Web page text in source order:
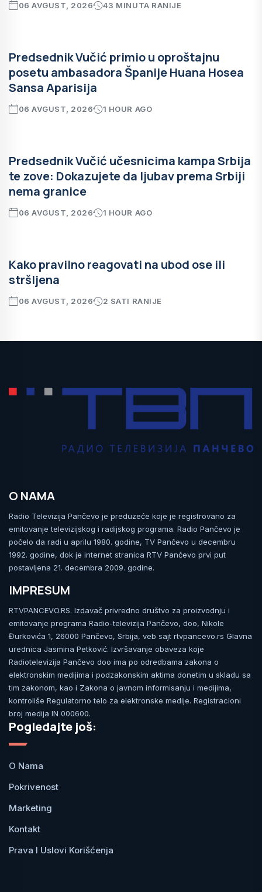
06 AVGUST, 2026 43 MINUTA RANIJE
Predsednik Vučić primio u oproštajnu
posetu ambasadora Španije Huana Hosea
Sansa Aparisija
06 AVGUST, 2026 1 HOUR AGO
Predsednik Vučić učesnicima kampa Srbija
te zove: Dokazujete da ljubav prema Srbiji
nema granice
06 AVGUST, 2026 1 HOUR AGO
Kako pravilno reagovati na ubod ose ili
stršljena
06 AVGUST, 2026 2 SATI RANIJE
O NAMA
Radio Televizija Pančevo je preduzeće koje je registrovano za
emitovanje televizijskog i radijskog programa. Radio Pančevo je
počelo da radi u aprilu 1980. godine, TV Pančevo u decembru
1992. godine, dok je internet stranica RTV Pančevo prvi put
postavljena 21. decembra 2009. godine.
IMPRESUM
RTVPANCEVO.RS. Izdavač privredno društvo za proizvodnju i
emitovanje programa Radio-televizija Pančevo, doo, Nikole
Đurkovića 1, 26000 Pančevo, Srbija, veb sajt rtvpancevo.rs Glavna
urednica Jasmina Petković. Izvršavanje obaveza koje
Radiotelevizija Pančevo doo ima po odredbama zakona o
elektronskim medijima i podzakonskim aktima donetim u skladu sa
tim zakonom, kao i Zakona o javnom informisanju i medijima,
kontroliše Regulatorno telo za elektronske medije. Registracioni
broj medija IN 000600.
Pogledajte još:
O Nama
Pokrivenost
Marketing
Kontakt
Prava I Uslovi Korišćenja